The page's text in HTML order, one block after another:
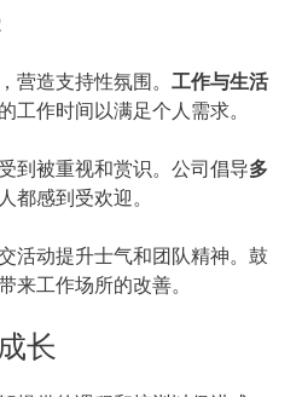
，营造支持性氛围。 工作与生活
工作时间以满足个人需求。
到被重视和赏识。公司倡导多
都感到受欢迎。
活动提升士气和团队精神。鼓
来工作场所的改善。
长